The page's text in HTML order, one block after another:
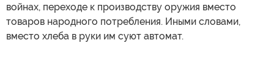
войнах, переходе к производству оружия вместо
товаров народного потребления. Иными словами,
вместо хлеба в руки им суют автомат.